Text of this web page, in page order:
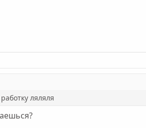
ляляля